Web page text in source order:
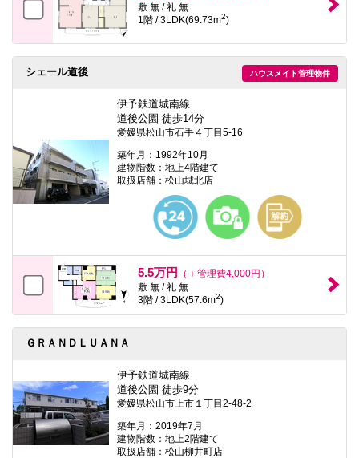
敷 無 / 礼 無
1階 / 3LDK(69.73m2)
ハウスメイト管理物件
シェール道後
伊予鉄道城南線
道後公園 徒歩14分
愛媛県松山市石手４丁目5-16
築年月：1992年10月
建物階数：地上4階建て
取扱店舗：松山城北店
5.5万円
（＋管理費4,000円）
敷 無 / 礼 無
3階 / 3LDK(57.6m2)
ＧＲＡＮＤＬＵＡＮＡ
伊予鉄道城南線
道後公園 徒歩9分
愛媛県松山市上市１丁目2-48-2
築年月：2019年7月
建物階数：地上2階建て
取扱店舗：松山柳井町店